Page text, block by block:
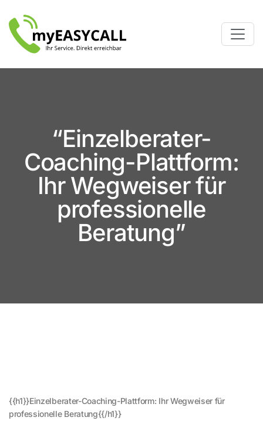
“Einzelberater-
Coaching-Plattform:
Ihr Wegweiser für
professionelle
Beratung”
{{h1}}Einzelberater-Coaching-Plattform: Ihr Wegweiser für
professionelle Beratung{{/h1}}